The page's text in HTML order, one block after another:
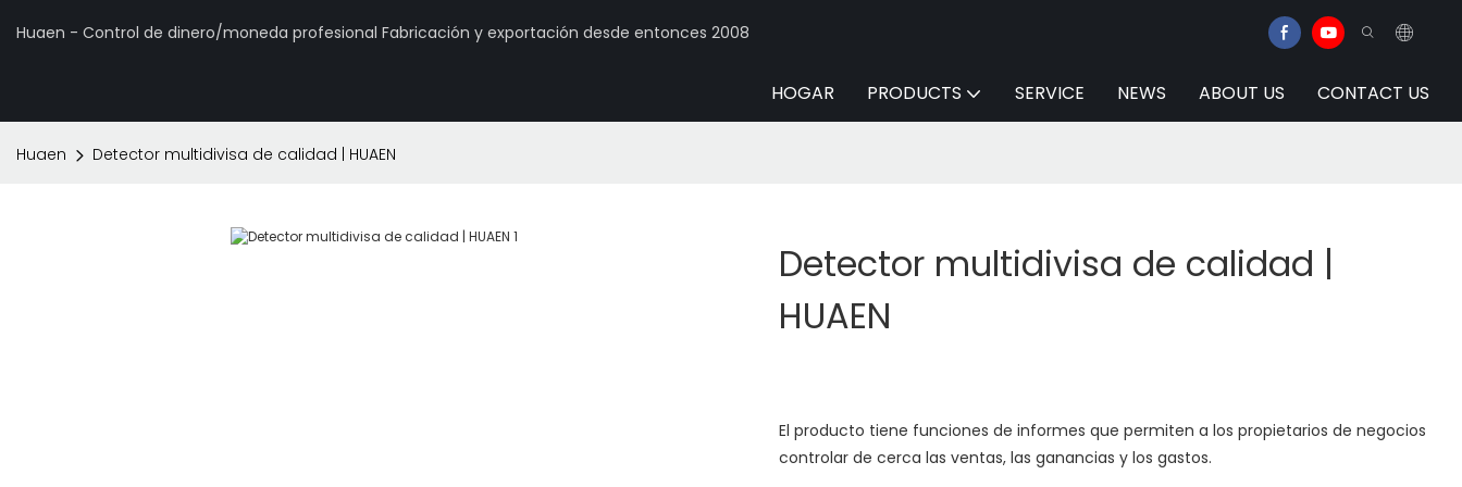
Huaen - Control de dinero/moneda profesional Fabricación y exportación desde entonces 2008
HOGAR PRODUCTS SERVICE NEWS ABOUT US CONTACT US
Huaen Detector multidivisa de calidad | HUAEN
Detector multidivisa de calidad |
HUAEN
El producto tiene funciones de informes que permiten a los propietarios de negocios
controlar de cerca las ventas, las ganancias y los gastos.